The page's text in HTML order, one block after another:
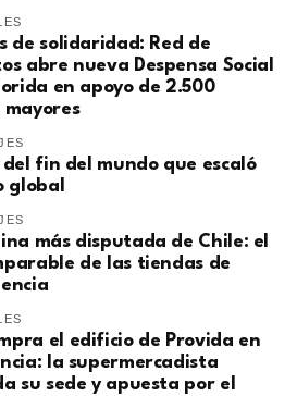
de solidaridad: Red de
abre nueva Despensa Social
en apoyo de 2.500
del fin del mundo que escaló
global
más disputada de Chile: el
de las tiendas de
el edificio de Provida en
la supermercadista
su sede y apuesta por el